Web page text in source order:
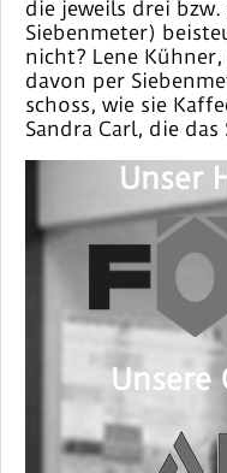
die jeweils drei
Siebenmeter)
nicht? Lene
davon per
schoss, wie sie
Sandra Carl, die
Unser
Unsere